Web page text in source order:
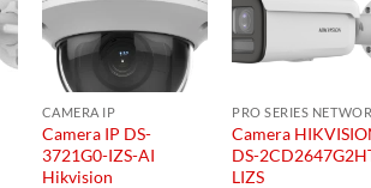
CAMERA IP
Camera IP DS-
3721G0-IZS-AI
Hikvision
Camera
DS-
LIZS